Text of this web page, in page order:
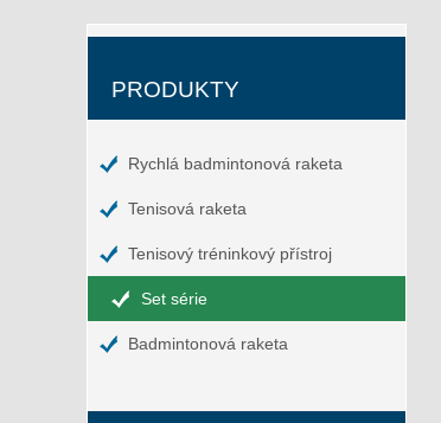
PRODUKTY
Rychlá badmintonová raketa
Tenisová raketa
Tenisový tréninkový přístroj
Set série
Badmintonová raketa